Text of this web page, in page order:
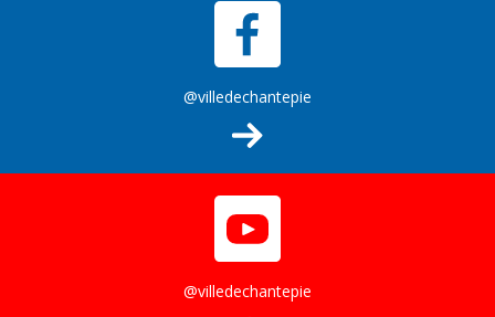
@villedechantepie
@villedechantepie